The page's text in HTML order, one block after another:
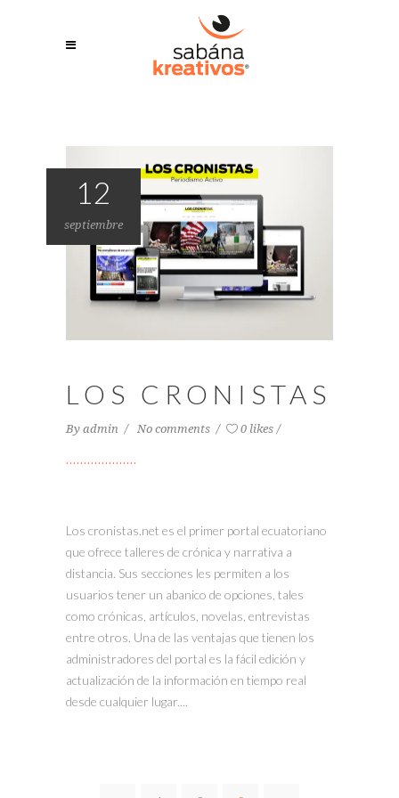
12
septiembre
LOS CRONISTAS
By admin No comments 0 likes
Los cronistas.net es el primer portal ecuatoriano
que ofrece talleres de crónica y narrativa a
distancia. Sus secciones les permiten a los
usuarios tener un abanico de opciones, tales
como crónicas, artículos, novelas, entrevistas
entre otros. Una de las ventajas que tienen los
administradores del portal es la fácil edición y
actualización de la información en tiempo real
desde cualquier lugar....